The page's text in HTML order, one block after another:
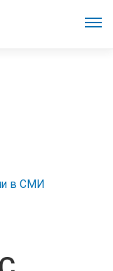
в СМИ